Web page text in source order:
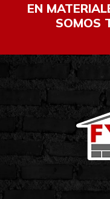
EN
SOMOS